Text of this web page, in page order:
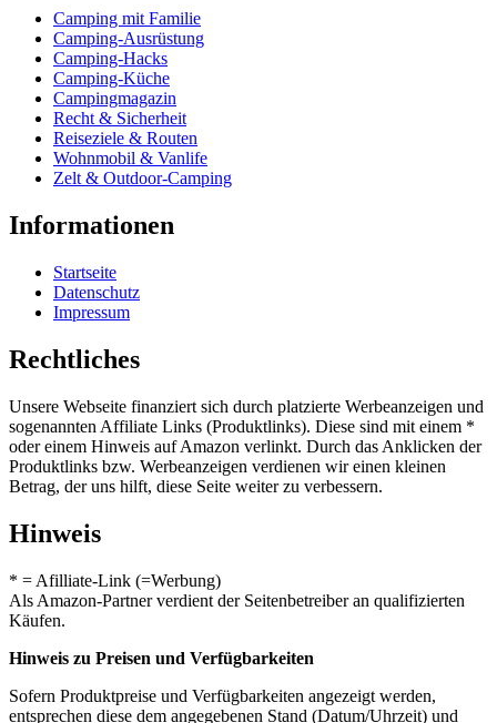
Camping mit Familie
Camping-Ausrüstung
Camping-Hacks
Camping-Küche
Campingmagazin
Recht & Sicherheit
Reiseziele & Routen
Wohnmobil & Vanlife
Zelt & Outdoor-Camping
Informationen
Startseite
Datenschutz
Impressum
Rechtliches
Unsere Webseite finanziert sich durch platzierte Werbeanzeigen und
sogenannten Affiliate Links (Produktlinks). Diese sind mit einem *
oder einem Hinweis auf Amazon verlinkt. Durch das Anklicken der
Produktlinks bzw. Werbeanzeigen verdienen wir einen kleinen
Betrag, der uns hilft, diese Seite weiter zu verbessern.
Hinweis
* = Afilliate-Link (=Werbung)
Als Amazon-Partner verdient der Seitenbetreiber an qualifizierten
Käufen.
Hinweis zu Preisen und Verfügbarkeiten
Sofern Produktpreise und Verfügbarkeiten angezeigt werden,
entsprechen diese dem angegebenen Stand (Datum/Uhrzeit) und